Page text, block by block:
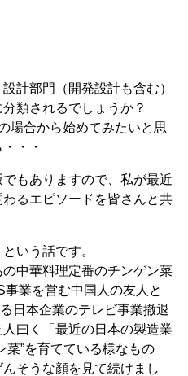
計部門（開発設計も含む）
類されるでしょうか？
場合から始めてみたいと思
・・
もありますので、私が最近
るエピソードを皆さんと共
いう話です。
中華料理定番のチンゲン菜
業を営む中国人の友人と
日本企業のテレビ事業撤退
曰く「最近の日本の製造業
菜”を育てている様なもの
そうな顔を見て続けまし